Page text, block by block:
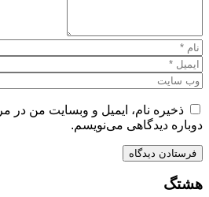
ذخیره نام، ایمیل و وبسایت من در
دوباره دیدگاهی می‌نویسم.
هشتگ